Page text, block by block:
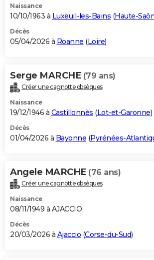
Naissance
10/10/1963 à Luxeuil-les-Bains (Haute-
Décès
05/04/2026 à Roanne (Loire)
Serge MARCHE (79 ans)
Créer une cagnotte obsèques
Naissance
19/12/1946 à Castillonnès (Lot-et-Garonne)
Décès
01/04/2026 à Bayonne (Pyrénées-
Angele MARCHE (76 ans)
Créer une cagnotte obsèques
Naissance
08/11/1949 à AJACCIO
Décès
20/03/2026 à Ajaccio (Corse-du-Sud)